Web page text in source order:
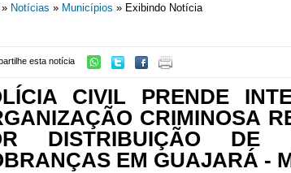
Notícias » Municípios » Exibindo Notícia
esta notícia
CIVIL PRENDE
CRIMINOSA
DISTRIBUIÇÃO DE
EM GUAJARÁ -